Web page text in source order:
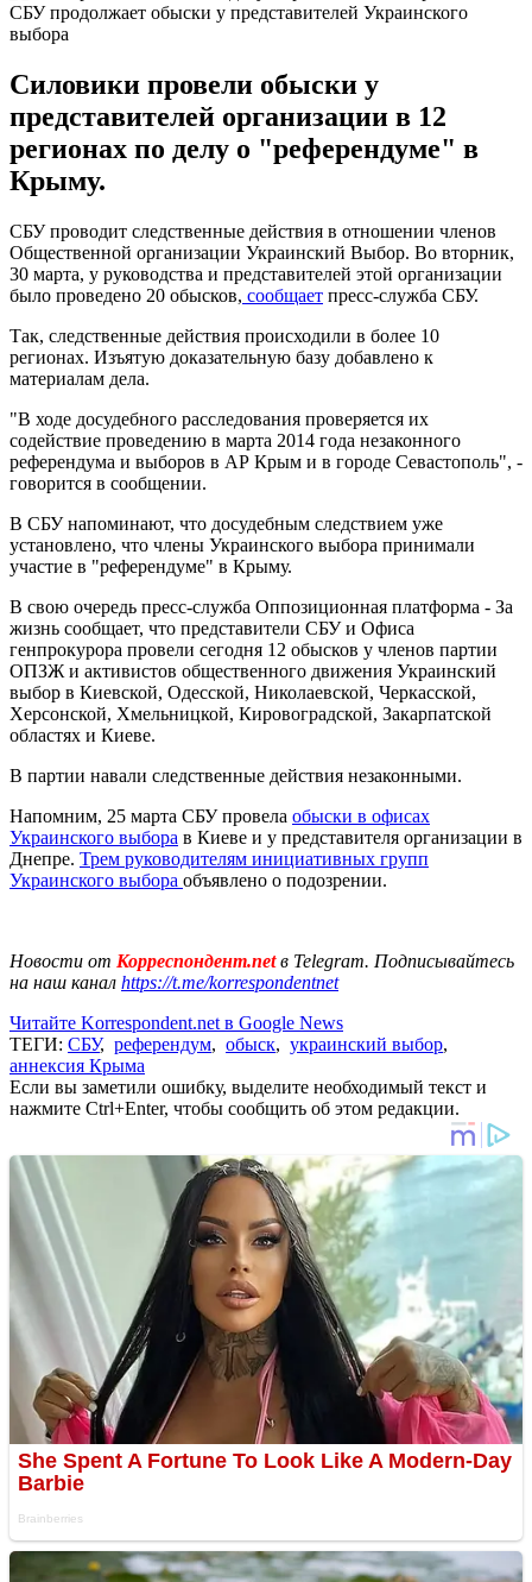
СБУ продолжает обыски у представителей Украинского
выбора
Силовики провели обыски у
представителей организации в 12
регионах по делу о "референдуме" в
Крыму.
СБУ проводит следственные действия в отношении членов
Общественной организации Украинский Выбор. Во вторник,
30 марта, у руководства и представителей этой организации
было проведено 20 обысков, сообщает пресс-служба СБУ.
Так, следственные действия происходили в более 10
регионах. Изъятую доказательную базу добавлено к
материалам дела.
"В ходе досудебного расследования проверяется их
содействие проведению в марта 2014 года незаконного
референдума и выборов в АР Крым и в городе Севастополь", -
говорится в сообщении.
В СБУ напоминают, что досудебным следствием уже
установлено, что члены Украинского выбора принимали
участие в "референдуме" в Крыму.
В свою очередь пресс-служба Оппозиционная платформа - За
жизнь сообщает, что представители СБУ и Офиса
генпрокурора провели сегодня 12 обысков у членов партии
ОПЗЖ и активистов общественного движения Украинский
выбор в Киевской, Одесской, Николаевской, Черкасской,
Херсонской, Хмельницкой, Кировоградской, Закарпатской
областях и Киеве.
В партии навали следственные действия незаконными.
Напомним, 25 марта СБУ провела обыски в офисах
Украинского выбора в Киеве и у представителя организации в
Днепре. Трем руководителям инициативных групп
Украинского выбора объявлено о подозрении.
Новости от Корреспондент.netв Telegram. Подписывайтесь
на наш канал https://t.me/korrespondentnet
Читайте Korrespondent.net в Google News
ТЕГИ: СБУ, референдум, обыск, украинский выбор,
аннексия Крыма
Если вы заметили ошибку, выделите необходимый текст и
нажмите Ctrl+Enter, чтобы сообщить об этом редакции.